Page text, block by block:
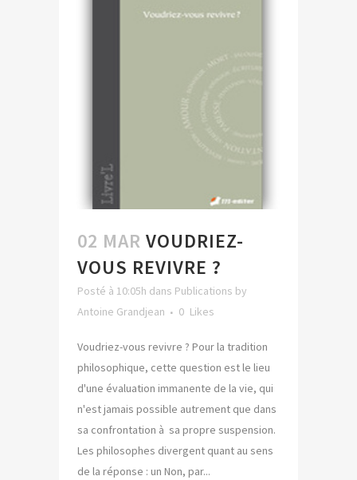
02 MAR VOUDRIEZ-
VOUS REVIVRE ?
Posté à 10:05h dans Publications by
Antoine Grandjean
0 Likes
Voudriez-vous revivre ? Pour la tradition
philosophique, cette question est le lieu
d'une évaluation immanente de la vie, qui
n'est jamais possible autrement que dans
sa confrontation à sa propre suspension.
Les philosophes divergent quant au sens
de la réponse : un Non, par...